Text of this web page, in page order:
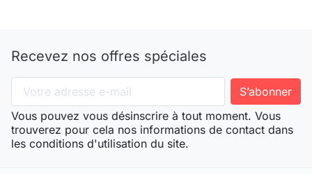
Recevez nos offres spéciales
Vous pouvez vous désinscrire à tout moment. Vous
trouverez pour cela nos informations de contact dans
les conditions d'utilisation du site.